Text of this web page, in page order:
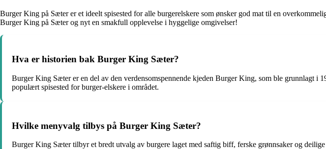
Burger King på Sæter er et ideelt spisested for alle burgerelskere som ønsker god mat til en
Burger King på Sæter og nyt en smakfull opplevelse i hyggelige omgivelser!
Hva er historien bak Burger King Sæter?
Burger King Sæter er en del av den verdensomspennende kjeden Burger King, som ble grunnlagt
populært spisested for burger-elskere i området.
Hvilke menyvalg tilbys på Burger King Sæter?
Burger King Sæter tilbyr et bredt utvalg av burgere laget med saftig biff, ferske grønnsaker og